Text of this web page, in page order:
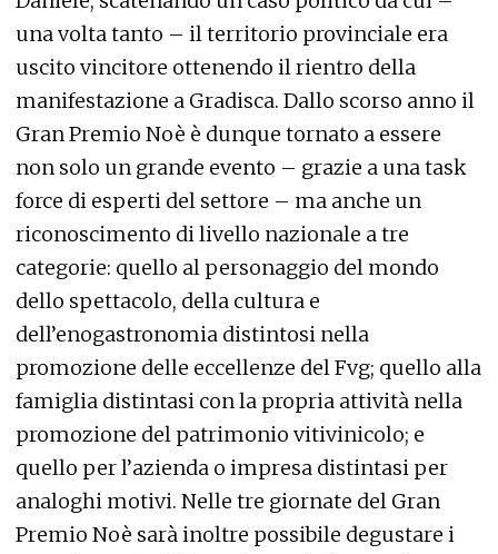
una volta tanto – il territorio provinciale era
uscito vincitore ottenendo il rientro della
manifestazione a Gradisca. Dallo scorso anno il
Gran Premio Noè è dunque tornato a essere
non solo un grande evento – grazie a una task
force di esperti del settore – ma anche un
riconoscimento di livello nazionale a tre
categorie: quello al personaggio del mondo
dello spettacolo, della cultura e
dell’enogastronomia distintosi nella
promozione delle eccellenze del Fvg; quello alla
famiglia distintasi con la propria attività nella
promozione del patrimonio vitivinicolo; e
quello per l’azienda o impresa distintasi per
analoghi motivi. Nelle tre giornate del Gran
Premio Noè sarà inoltre possibile degustare i